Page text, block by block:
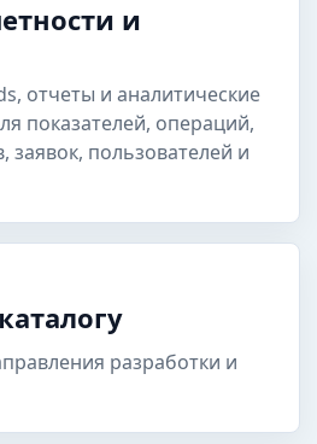
и
отчеты и аналитические
показателей, операций,
заявок, пользователей и
разработки и